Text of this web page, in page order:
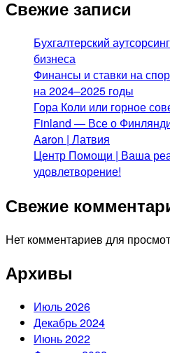
Свежие записи
Бухгалтерский
бизнеса
Финансы и ставки на
на 2024–2025 годы
Гора Коли или горное
Finland — Все о
Aaron | Латвия
Центр Помощи | Ваша
удовлетворение!
Свежие
Нет комментариев для
Архивы
Июль 2026
Декабрь 2024
Июнь 2022